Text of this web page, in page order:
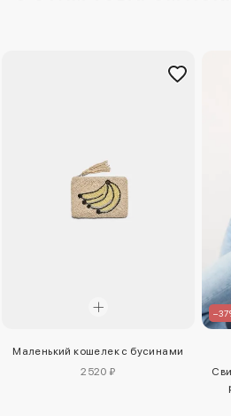
Маленький кошелек с бусинами
2520 ₽